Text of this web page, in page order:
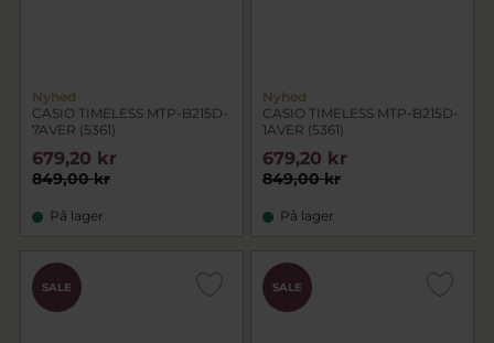
Nyhed
CASIO TIMELESS MTP-B215D-
7AVER (5361)
849,00 kr
679,20 kr
På lager
Nyhed
CASIO TIMELESS MTP-B215D-
1AVER (5361)
849,00 kr
679,20 kr
På lager
SALE SALE